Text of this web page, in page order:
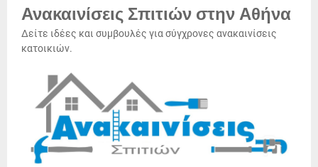
Ανακαινίσεις Σπιτιών στην Αθήνα
Δείτε ιδέες και συμβουλές για σύγχρονες ανακαινίσεις
κατοικιών.